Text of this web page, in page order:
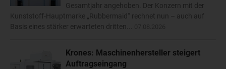
Gesamtjahr angehoben. Der Konzern mit der
Kunststoff-Hauptmarke „Rubbermaid“ rechnet nun – auch auf
Basis eines stärker erwarteten dritten...
Krones: Maschinenhersteller steigert
Auftragseingang